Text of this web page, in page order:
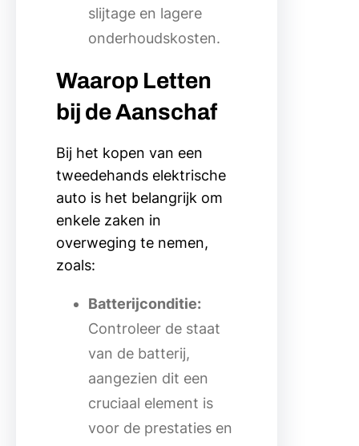
slijtage en lagere
onderhoudskosten.
Waarop Letten
bij de Aanschaf
Bij het kopen van een
tweedehands elektrische
auto is het belangrijk om
enkele zaken in
overweging te nemen,
zoals:
Batterijconditie:
Controleer de staat
van de batterij,
aangezien dit een
cruciaal element is
voor de prestaties en